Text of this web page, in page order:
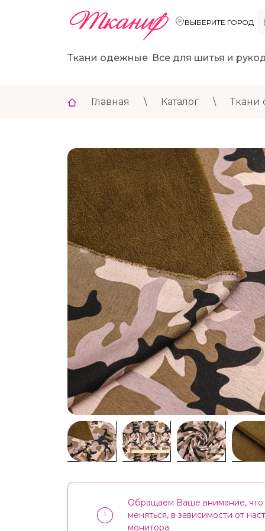
ВЫБЕРИТЕ ГОРОД
Ткани одежные Все для шитья и
Главная \ Каталог \ Ткани
Обращаем Ваше внимание, что
меняться, в зависимости от
монитора